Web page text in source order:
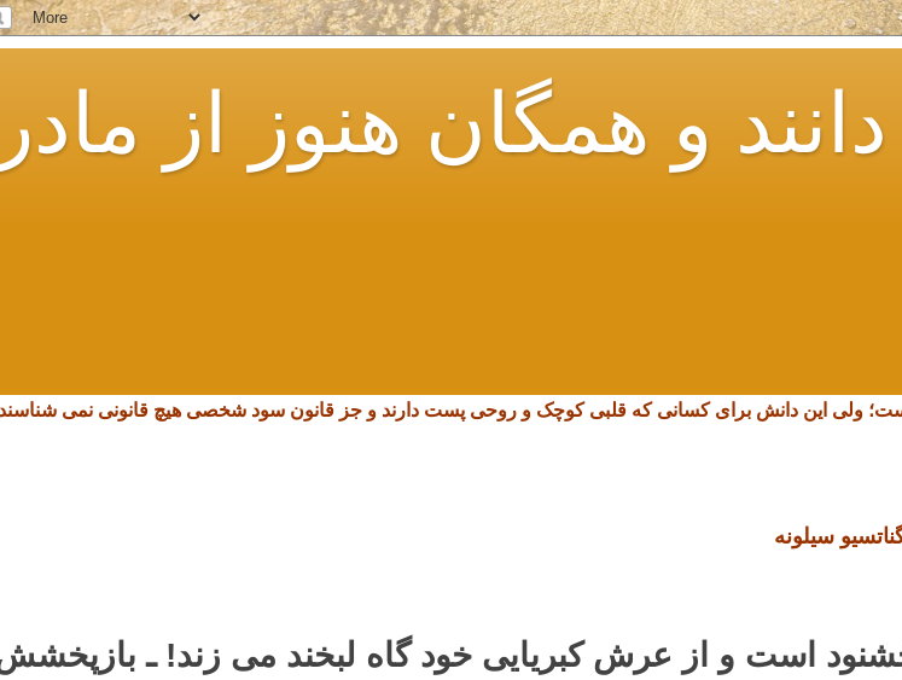
و همگان هنوز از
ولی این دانش برای کسانی که قلبی کوچک و روحی پست دارند و جز قانون سود شخصی هیچ قانونی نمی
سیلونه
است و از عرش کبریایی خود گاه لبخند می زند! ـ